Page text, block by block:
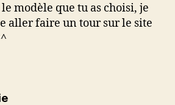
le modèle que tu as choisi, je
aller faire un tour sur le site
dit :